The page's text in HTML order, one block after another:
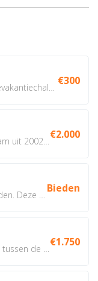
€300
€2.000
Bieden
€1.750